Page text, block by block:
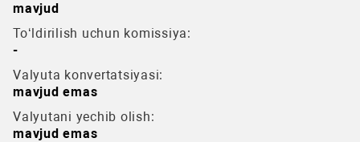
mavjud
To‘ldirilish uchun komissiya:
-
Valyuta konvertatsiyasi:
mavjud emas
Valyutani yechib olish:
mavjud emas